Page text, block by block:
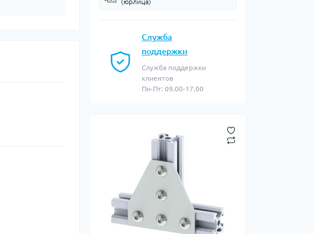
Служба
поддержки
Служба поддержки
клиентов
Пн-Пт: 09.00-17.00